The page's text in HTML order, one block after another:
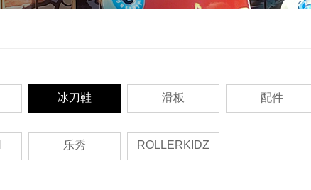
冰刀鞋 滑板 配件
乐秀 ROLLERKIDZ